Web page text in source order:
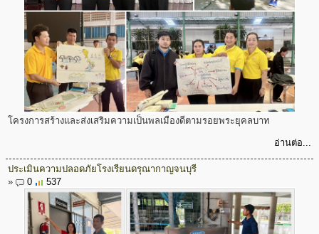
โครงการสร้างและส่งเสริมความเป็นพลเมืองดีตามรอยพระยุคลบาท
อ่านต่อ...
ประเมินความปลอดภัยโรงเรียนดรุณากาญจนบุรี
»
0 537